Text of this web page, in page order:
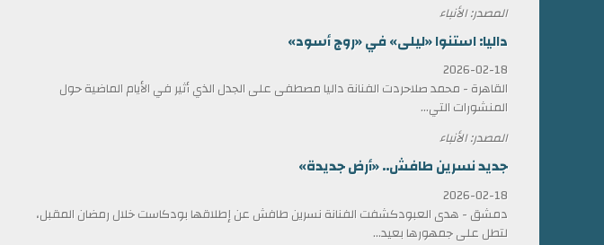
المصدر: الأنباء
داليا: استنوا «ليلى» في «روج أسود»
2026-02-18
القاهرة - محمد صلاحردت الفنانة داليا مصطفى على الجدل الذي أثير في الأيام الماضية حول
المنشورات التي...
المصدر: الأنباء
جديد نسرين طافش.. «أرض جديدة»
2026-02-18
دمشق - هدى العبودكشفت الفنانة نسرين طافش عن إطلاقها بودكاست خلال رمضان المقبل،
لتطل على جمهورها بعيد...